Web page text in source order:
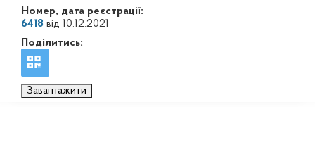
Номер, дата реєстрації:
6418 від 10.12.2021
Поділитись:
Завантажити